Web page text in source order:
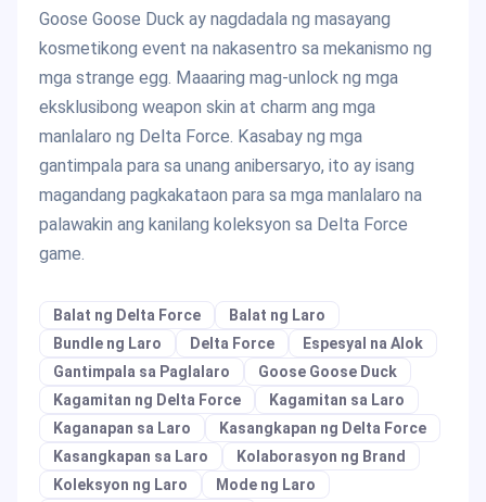
Goose Goose Duck ay nagdadala ng masayang
kosmetikong event na nakasentro sa mekanismo ng
mga strange egg. Maaaring mag-unlock ng mga
eksklusibong weapon skin at charm ang mga
manlalaro ng Delta Force. Kasabay ng mga
gantimpala para sa unang anibersaryo, ito ay isang
magandang pagkakataon para sa mga manlalaro na
palawakin ang kanilang koleksyon sa Delta Force
game.
Balat ng Delta Force
Balat ng Laro
Bundle ng Laro
Delta Force
Espesyal na Alok
Gantimpala sa Paglalaro
Goose Goose Duck
Kagamitan ng Delta Force
Kagamitan sa Laro
Kaganapan sa Laro
Kasangkapan ng Delta Force
Kasangkapan sa Laro
Kolaborasyon ng Brand
Koleksyon ng Laro
Mode ng Laro